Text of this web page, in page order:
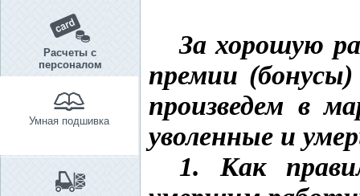
Расчеты с
персоналом
Умная подшивка
За хорошую
премии
произведем в
уволенные и
1. Как